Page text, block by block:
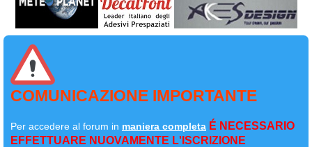
COMUNICAZIONE IMPORTANTE
Per accedere al forum in maniera completa É NECESSARIO
EFFETTUARE NUOVAMENTE L'ISCRIZIONE